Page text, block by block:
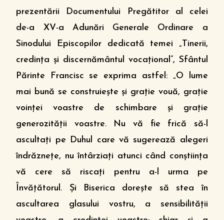
prezentării Documentului Pregătitor al celei
de-a XV-a Adunări Generale Ordinare a
Sinodului Episcopilor dedicată temei „Tinerii,
credinţa şi discernământul vocaţional”, Sfântul
Părinte Francisc se exprima astfel: „O lume
mai bună se construieşte şi graţie vouă, graţie
voinţei voastre de schimbare şi graţie
generozităţii voastre. Nu vă fie frică să-l
ascultaţi pe Duhul care vă sugerează alegeri
îndrăzneţe, nu întârziaţi atunci când conştiinţa
vă cere să riscaţi pentru a-l urma pe
Învăţătorul. Şi Biserica doreşte să stea în
ascultarea glasului vostru, a sensibilităţii